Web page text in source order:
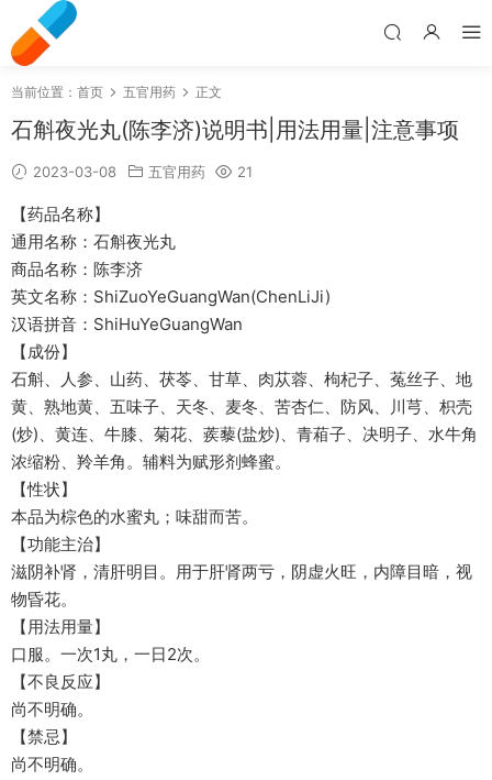
当前位置： 首页 五官用药 正文
石斛夜光丸(陈李济)说明书|用法用量|注意事项
2023-03-08 五官用药 21
【药品名称】
通用名称：石斛夜光丸
商品名称：陈李济
英文名称：ShiZuoYeGuangWan(ChenLiJi)
汉语拼音：ShiHuYeGuangWan
【成份】
石斛、人参、山药、茯苓、甘草、肉苁蓉、枸杞子、菟丝子、地
黄、熟地黄、五味子、天冬、麦冬、苦杏仁、防风、川芎、枳壳
(炒)、黄连、牛膝、菊花、蒺藜(盐炒)、青葙子、决明子、水牛角
浓缩粉、羚羊角。辅料为赋形剂蜂蜜。
【性状】
本品为棕色的水蜜丸；味甜而苦。
【功能主治】
滋阴补肾，清肝明目。用于肝肾两亏，阴虚火旺，内障目暗，视
物昏花。
【用法用量】
口服。一次1丸，一日2次。
【不良反应】
尚不明确。
【禁忌】
尚不明确。